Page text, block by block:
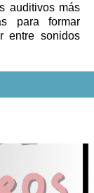
auditivos más
para formar
entre sonidos